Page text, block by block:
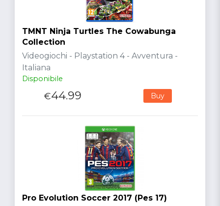
TMNT Ninja Turtles The Cowabunga
Collection
Videogiochi - Playstation 4 - Avventura -
Italiana
Disponibile
€44.99 Buy
Pro Evolution Soccer 2017 (Pes 17)